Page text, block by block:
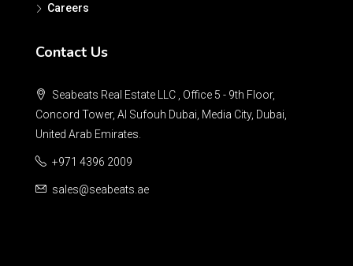
Careers
Contact Us
Seabeats Real Estate LLC , Office 5 - 9th Floor,
Concord Tower, Al Sufouh Dubai, Media City, Dubai,
United Arab Emirates.
+971 4396 2009
sales@seabeats.ae